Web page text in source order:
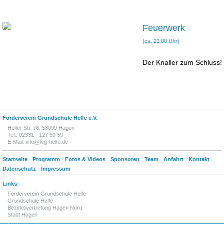
Feuerwerk
(ca. 21:00 Uhr)
Der Knaller zum Schluss!
Förderverein Grundschule Helfe e.V.
Helfer Str. 76, 58099 Hagen
Tel.: 02331 - 127 59 59
E-Mail: info@fvg-helfe.de
Startseite Programm Fotos & Videos Sponsoren Team Anfahrt
Kontakt
Datenschutz
Impressum
Links:
Förderverein Grundschule Helfe
Grundschule Helfe
Bezirksvertretung Hagen Nord
Stadt Hagen